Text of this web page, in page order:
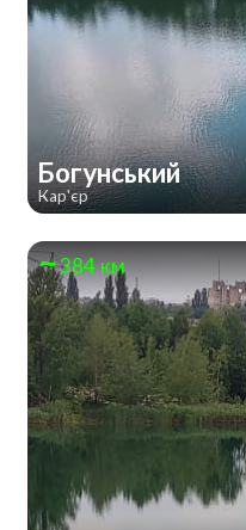
Богунський
Кар'єр
384 км